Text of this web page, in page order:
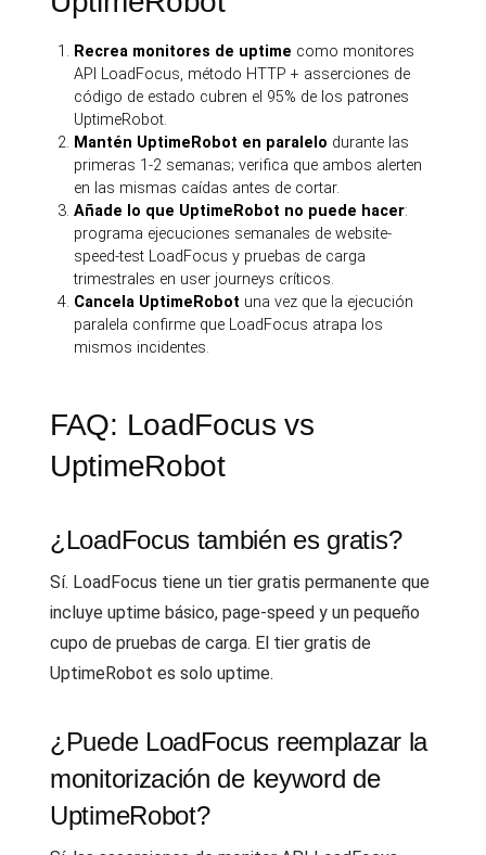
Recrea monitores de uptime como monitores
API LoadFocus, método HTTP + asserciones de
código de estado cubren el 95% de los patrones
UptimeRobot.
Mantén UptimeRobot en paralelo durante las
primeras 1-2 semanas; verifica que ambos alerten
en las mismas caídas antes de cortar.
Añade lo que UptimeRobot no puede hacer:
programa ejecuciones semanales de website-
speed-test LoadFocus y pruebas de carga
trimestrales en user journeys críticos.
Cancela UptimeRobot una vez que la ejecución
paralela confirme que LoadFocus atrapa los
mismos incidentes.
FAQ: LoadFocus vs
UptimeRobot
¿LoadFocus también es gratis?
Sí. LoadFocus tiene un tier gratis permanente que
incluye uptime básico, page-speed y un pequeño
cupo de pruebas de carga. El tier gratis de
UptimeRobot es solo uptime.
¿Puede LoadFocus reemplazar la
monitorización de keyword de
UptimeRobot?